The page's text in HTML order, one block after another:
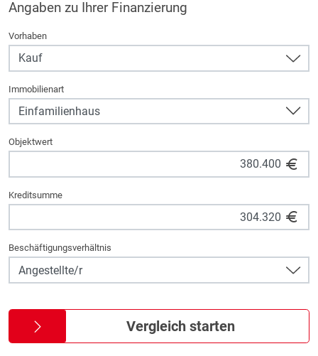
Angaben zu Ihrer Finanzierung
Vorhaben
Immobilienart
Objektwert
Kreditsumme
Beschäftigungsverhältnis
Vergleich starten